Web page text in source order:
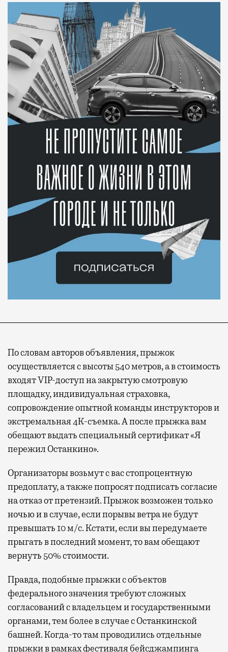
По словам авторов объявления, прыжок
осуществляется с высоты 540 метров, а в стоимость
входятVIP-доступ на закрытую смотровую
площадку, индивидуальная страховка,
сопровождение опытной команды инструкторов и
экстремальная 4К-съемка. А после прыжка вам
обещают выдать специальный сертификат «Я
пережил Останкино».
Организаторы возьмут с вас стопроцентную
предоплату, а также попросят подписать согласие
на отказ от претензий. Прыжок возможен только
ночью и в случае, если порывы ветра не будут
превышать 10 м/с. Кстати, если вы передумаете
прыгать в последний момент, то вам обещают
вернуть 50% стоимости.
Правда, подобные прыжки с объектов
федерального значения требуют сложных
согласований с владельцем и государственными
органами, тем более в случае с Останкинской
башней. Когда-то там проводились отдельные
прыжки в рамках фестиваля бейсджампинга